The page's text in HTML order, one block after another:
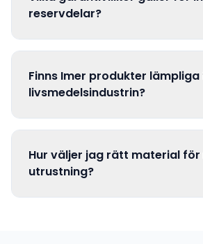
reservdelar?
Finns Imer produkter
livsmedelsindustrin?
Hur väljer jag rätt material för
utrustning?